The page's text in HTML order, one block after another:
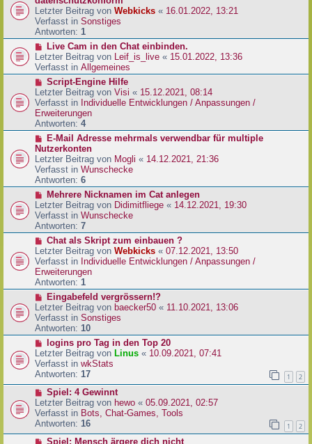
g
B
e
i
t
a
g
u
e
r
B
e
i
t
a
g
Letzter Beitrag von Webkicks « 16.01.2022, 13:21
Verfasst in Sonstiges
Antworten: 1
N
e
u
e
r
B
e
i
t
a
g
Live Cam in den Chat einbinden.
Letzter Beitrag von Leif_is_live « 15.01.2022, 13:36
Verfasst in Allgemeines
N
e
u
e
r
B
e
i
t
r
a
g
Script-Engine Hilfe
Letzter Beitrag von Visi « 15.12.2021, 08:14
Verfasst in Individuelle Entwicklungen / Anpassungen /
Erweiterungen
Antworten: 4
N
e
u
e
r
B
e
i
t
r
a
g
E-Mail Adresse mehrmals verwendbar für multiple
Nutzerkonten
Letzter Beitrag von Mogli « 14.12.2021, 21:36
Verfasst in Wunschecke
Antworten: 6
N
e
u
e
r
B
e
i
t
r
a
g
Mehrere Nicknamen im Cat anlegen
Letzter Beitrag von Didimitfliege « 14.12.2021, 19:30
Verfasst in Wunschecke
Antworten: 7
N
e
u
e
r
B
e
i
t
r
a
g
Chat als Skript zum einbauen ?
Letzter Beitrag von Webkicks « 07.12.2021, 13:50
Verfasst in Individuelle Entwicklungen / Anpassungen /
Erweiterungen
Antworten: 1
N
e
u
e
r
B
e
i
t
a
g
Eingabefeld vergrössern!?
Letzter Beitrag von baecker50 « 11.10.2021, 13:06
Verfasst in Sonstiges
Antworten: 10
N
e
u
e
r
B
e
i
t
r
logins pro Tag in den Top 20
Letzter Beitrag von Linus « 10.09.2021, 07:41
Verfasst in wkStats
Antworten: 17 1 2
N
e
u
e
r
Spiel: 4 Gewinnt
Letzter Beitrag von hewo « 05.09.2021, 02:57
Verfasst in Bots, Chat-Games, Tools
Antworten: 16 1 2
NSpiel: Mensch ärgere dich nicht